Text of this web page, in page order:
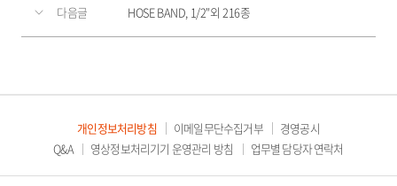
다음글 HOSE BAND, 1/2"외 216종
개인정보처리방침 이메일무단수집거부
경영공시
Q&A
영상정보처리기기 운영관리 방침 업무별 담당자 연락처